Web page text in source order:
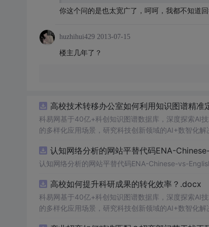
你这个问的是也太宽广了，呵呵，我都不知道回
huzhihui429 2013-07-15
楼主几年了？
高校技术转移办公室如何利用知识图谱精
科易网基于40亿+科创知识图谱数据库，深度探索AI
的多样化应用场景，研究科技创新领域的AI+数智化
认知网络分析的网站平替代码ENA-
认知网络分析的网站平替代码ENA-Chinese-vs-
高校如何提升科研成果的转化效率？.docx
科易网基于40亿+科创知识图谱数据库，深度探索AI
的多样化应用场景，研究科技创新领域的AI+数智化